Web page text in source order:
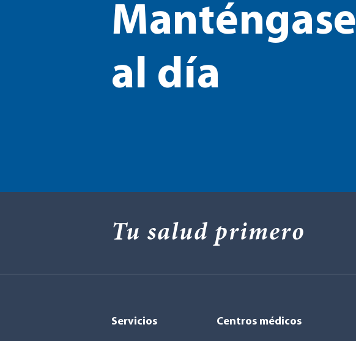
Manténgase
al día
Servicios Centros médicos
Tu salud primero